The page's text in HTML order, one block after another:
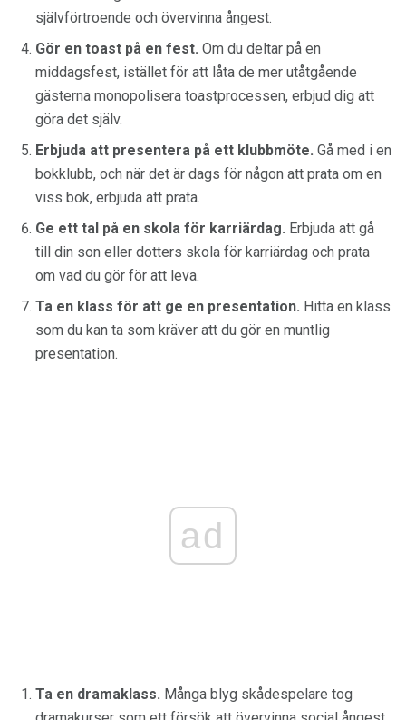
självförtroende och övervinna ångest.
Gör en toast på en fest. Om du deltar på en
middagsfest, istället för att låta de mer utåtgående
gästerna monopolisera toastprocessen, erbjud dig att
göra det själv.
Erbjuda att presentera på ett klubbmöte. Gå med i en
bokklubb, och när det är dags för någon att prata om en
viss bok, erbjuda att prata.
Ge ett tal på en skola för karriärdag. Erbjuda att gå
till din son eller dotters skola för karriärdag och prata
om vad du gör för att leva.
Ta en klass för att ge en presentation. Hitta en klass
som du kan ta som kräver att du gör en muntlig
presentation.
ad
Ta en dramaklass. Många blyg skådespelare tog